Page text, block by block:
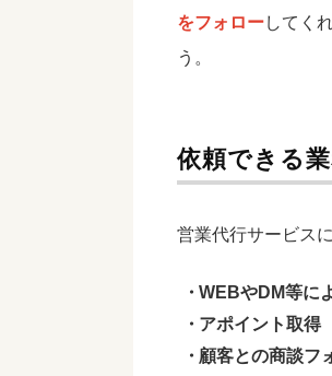
をフォローしてく
う。
依頼できる
営業代行サービス
WEBやDM等に
アポイント取得
顧客との商談フ